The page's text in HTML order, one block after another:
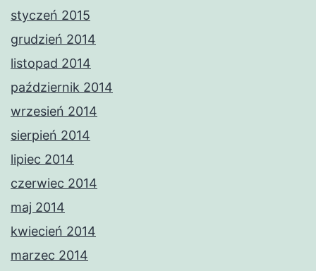
styczeń 2015
grudzień 2014
listopad 2014
październik 2014
wrzesień 2014
sierpień 2014
lipiec 2014
czerwiec 2014
maj 2014
kwiecień 2014
marzec 2014